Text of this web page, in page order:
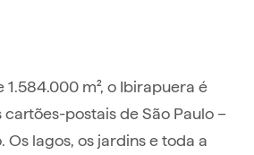
m², o Ibirapuera é
postais de São Paulo –
Os lagos, os jardins e toda a